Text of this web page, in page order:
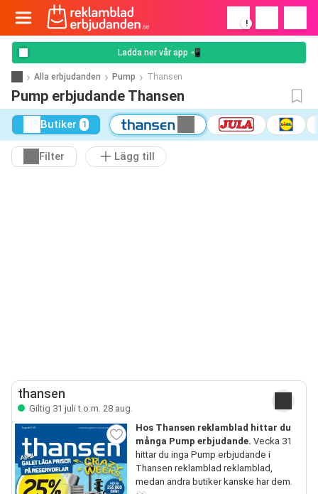
!
Ladda ner vår app 📲
Alla erbjudanden Pump Thansen
Pump erbjudande Thansen
Butiker 1
Filter Lägg till
thansen
Giltig 31 juli t.o.m. 28 aug.
Hos Thansen reklamblad hittar du
många Pump erbjudande. Vecka 31
hittar du inga Pump erbjudande i
Thansen reklamblad reklamblad,
medan andra butiker kanske har dem.